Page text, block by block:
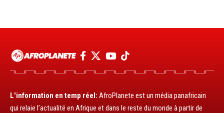
L'information en temp réel: AfroPlanete est un média panafricain
qui relaie l’actualité en Afrique et dans le reste du monde à partir de